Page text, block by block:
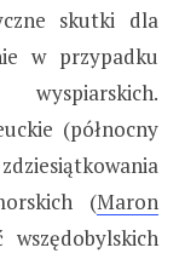
skutki dla
w przypadku
(północny
(Maron